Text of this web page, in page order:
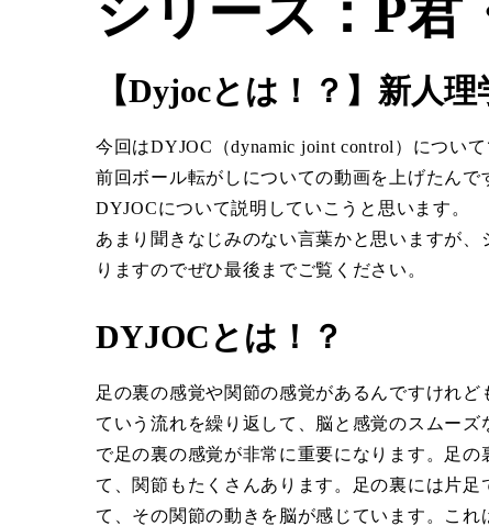
シリーズ：P君
【Dyjocとは！？】新人
今回はDYJOC（dynamic joint control）について
前回ボール転がしについての動画を上げたん
DYJOCについて説明していこうと思います。
あまり聞きなじみのない言葉かと思いますが
りますのでぜひ最後までご覧ください。
DYJOCとは！？
足の裏の感覚や関節の感覚があるんですけれ
ていう流れを繰り返して、脳と感覚のスムー
で足の裏の感覚が非常に重要になります。足
て、関節もたくさんあります。足の裏には片
て、その関節の動きを脳が感じています。こ